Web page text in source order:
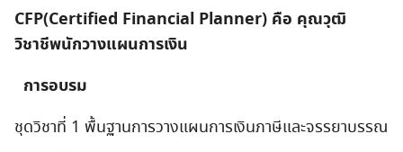
CFP(Certified Financial Planner) คือ คุณวุฒิ
วิชาชีพนักวางแผนการเงิน
การอบรม
ชุดวิชาที่ 1 พื้นฐานการวางแผนการเงินภาษีและจรรยาบรรณ